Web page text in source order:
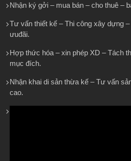
Nhận ký gởi – mua bán – cho thuê –
Tư vấn thiết kế – Thi công xây dựng
ưuđãi.
Hợp thức hóa – xin phép XD – Tách
mục đích.
Nhận khai di sản thừa kế – Tư vấn
cao.